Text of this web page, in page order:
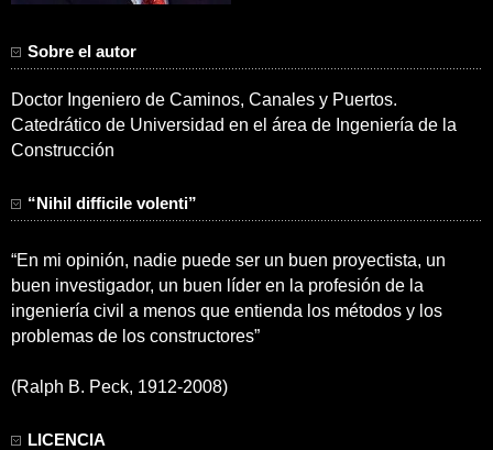
Sobre el autor
Doctor Ingeniero de Caminos, Canales y Puertos.
Catedrático de Universidad en el área de Ingeniería de la
Construcción
“Nihil difficile volenti”
“En mi opinión, nadie puede ser un buen proyectista, un
buen investigador, un buen líder en la profesión de la
ingeniería civil a menos que entienda los métodos y los
problemas de los constructores”
(Ralph B. Peck, 1912-2008)
LICENCIA